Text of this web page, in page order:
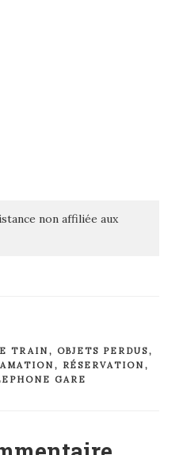
non affiliée aux
TRAIN , OBJETS PERDUS,
, RÉSERVATION ,
GARE